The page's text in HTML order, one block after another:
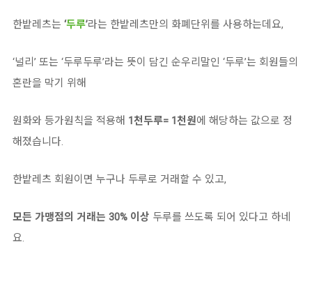
한밭레츠는 ‘두루’라는 한밭레츠만의 화폐단위를 사용하는데요,
‘널리’ 또는 ‘두루두루’라는 뜻이 담긴 순우리말인 ‘두루’는 회원들의
혼란을 막기 위해
원화와 등가원칙을 적용해 1천두루= 1천원에 해당하는 값으로 정
해졌습니다.
한밭레츠 회원이면 누구나 두루로 거래할 수 있고,
모든 가맹점의 거래는 30% 이상 두루를 쓰도록 되어 있다고 하네
요.